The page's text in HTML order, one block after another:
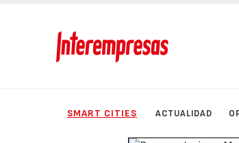
SMART CITIES ACTUALIDAD